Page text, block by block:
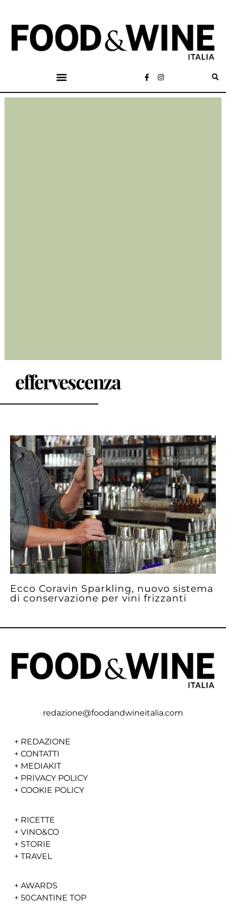
effervescenza
Ecco Coravin Sparkling, nuovo sistema
di conservazione per vini frizzanti
redazione@foodandwineitalia.com
+ REDAZIONE
+ CONTATTI
+ MEDIAKIT
+ PRIVACY POLICY
+ COOKIE POLICY
+ RICETTE
+ VINO&CO
+ STORIE
+ TRAVEL
+ AWARDS
+ 50CANTINE TOP